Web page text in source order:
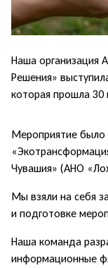
Наша организация
Решения»
которая прошла 30
Мероприятие было
Чувашия» (АНО
Мы взяли на себя
и подготовке
Наша команда
информационные